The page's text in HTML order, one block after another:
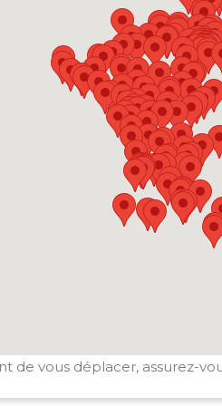
de vous déplacer, assurez-